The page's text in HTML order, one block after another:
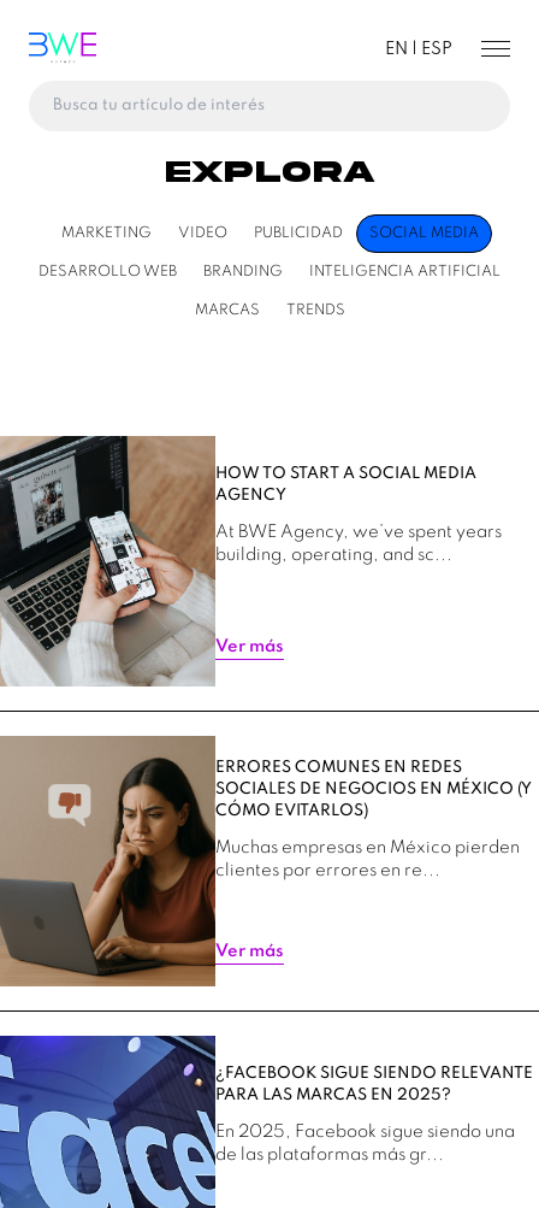
EN | ESP
Explora
MARKETING VIDEO PUBLICIDAD SOCIAL MEDIA
DESARROLLO WEB BRANDING INTELIGENCIA ARTIFICIAL
MARCAS TRENDS
HOW TO START A SOCIAL MEDIA
AGENCY
At BWE Agency, we’ve spent years
building, operating, and sc...
Ver más
ERRORES COMUNES EN REDES
SOCIALES DE NEGOCIOS EN MÉXICO (Y
CÓMO EVITARLOS)
Muchas empresas en México pierden
clientes por errores en re...
Ver más
¿FACEBOOK SIGUE SIENDO RELEVANTE
PARA LAS MARCAS EN 2025?
En 2025, Facebook sigue siendo una
de las plataformas más gr...